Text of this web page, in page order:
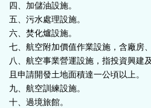
四、加儲油設施。
五、污水處理設施。
六、焚化爐設施。
七、航空附加價值作業設施，含廠房
八、航空事業營運設施，指投資興建
且申請開發土地面積達一公頃以上。
九、航空訓練設施。
十、過境旅館。